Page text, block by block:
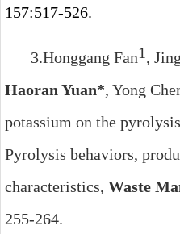
157:517-526.
3.Honggang Fan1,
Haoran Yuan*, Yong
potassium on the
Pyrolysis behaviors,
characteristics, Waste
255-264.